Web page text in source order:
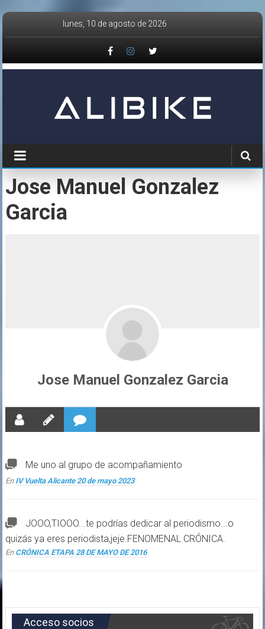
Saltar
lunes, 10 de agosto de 2026
Jose Manuel Gonzalez
Garcia
Jose Manuel Gonzalez Garcia
Me uno al grupo de acompañamiento
En IV Vuelta Alicante 20 de mayo 2023
JOOO,TIOOO...te podrías dedicar al periodismo...o
quizás ya eres periodista,jeje.FENOMENAL CRÓNICA.
En CRÓNICA ETAPA 28 DE MAYO DE 2016
Acceso socios